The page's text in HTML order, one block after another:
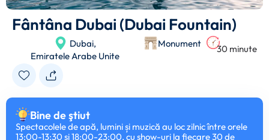
Fântâna Dubai (Dubai Fountain)
Dubai,
Emiratele Arabe Unite
Monument 30 minute
Bine de ştiut
Spectacolele de apă, lumini și muzică au loc zilnic între orele
13:00-13:30 și 18:00-23:00, cu show-uri la fiecare 30 de